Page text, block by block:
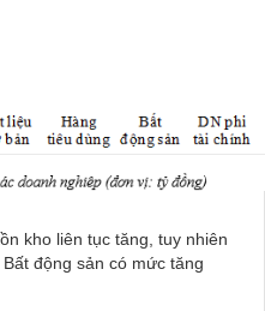
kho liên tục tăng, tuy nhiên
động sản có mức tăng